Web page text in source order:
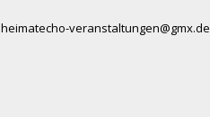
heimatecho-veranstaltungen@gmx.de